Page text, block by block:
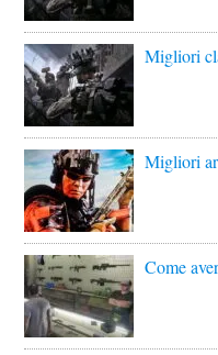
Migliori
Migliori
Come